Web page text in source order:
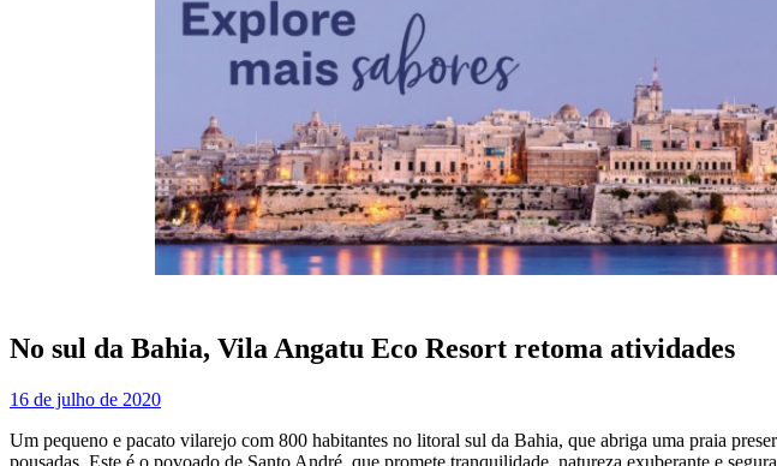
No sul da Bahia, Vila Angatu Eco Resort retoma atividades
16 de julho de 2020
Um pequeno e pacato vilarejo com 800 habitantes no litoral sul da Bahia, que abriga uma praia